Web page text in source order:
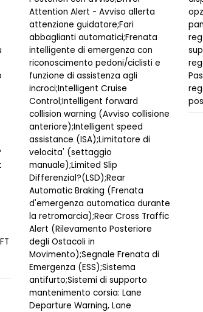
Attention Alert - Avviso allerta
attenzione guidatore;Fari
abbaglianti automatici;Frenata
intelligente di emergenza con
riconoscimento pedoni/ciclisti e
funzione di assistenza agli
incroci;Intelligent Cruise
Control;Intelligent forward
collision warning (Avviso collisione
anteriore);Intelligent speed
assistance (ISA);Limitatore di
velocita' (settaggio
manuale);Limited Slip
Differenzial?(LSD);Rear
Automatic Braking (Frenata
d'emergenza automatica durante
la retromarcia);Rear Cross Traffic
Alert (Rilevamento Posteriore
degli Ostacoli in
Movimento);Segnale Frenata di
Emergenza (ESS);Sistema
antifurto;Sistemi di supporto
mantenimento corsia: Lane
Departure Warning, Lane